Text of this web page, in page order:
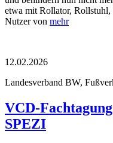
etwa mit Rollator,
Nutzer von mehr
12.02.2026
Landesverband BW,
VCD-
SPEZI